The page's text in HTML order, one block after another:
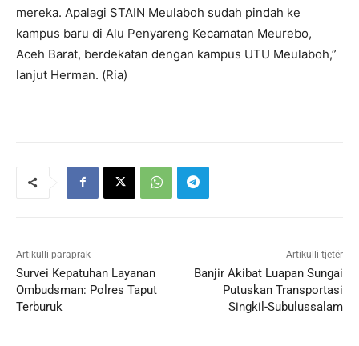
mereka. Apalagi STAIN Meulaboh sudah pindah ke
kampus baru di Alu Penyareng Kecamatan Meurebo,
Aceh Barat, berdekatan dengan kampus UTU Meulaboh,”
lanjut Herman. (Ria)
Artikulli paraprak
Survei Kepatuhan Layanan
Ombudsman: Polres Taput
Terburuk
Artikulli tjetër
Banjir Akibat Luapan Sungai
Putuskan Transportasi
Singkil-Subulussalam